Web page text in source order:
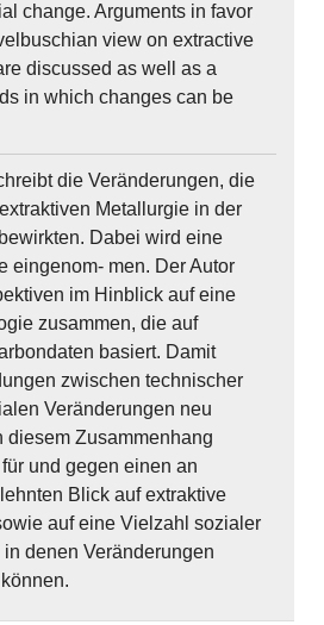
change. Arguments in favor
view on extractive
discussed as well as a
in which changes can be
die Veränderungen, die
Metallurgie in der
Dabei wird eine
eingenom- men. Der Autor
im Hinblick auf eine
zusammen, die auf
basiert. Damit
zwischen technischer
Veränderungen neu
diesem Zusammenhang
und gegen einen an
Blick auf extraktive
auf eine Vielzahl sozialer
denen Veränderungen